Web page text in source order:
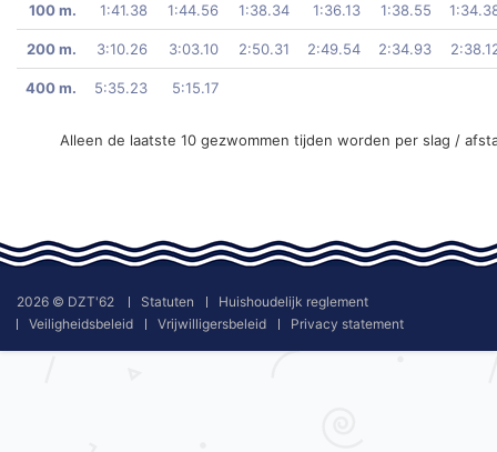
100 m. 1:41.38 1:44.56 1:38.34 1:36.13 1:38.55
200 m. 3:10.26 3:03.10 2:50.31 2:49.54 2:34.93
400 m. 5:35.23 5:15.17
Alleen de laatste 10 gezwommen tijden worden per slag /
2026 © DZT'62 Statuten
Huishoudelijk reglement
Veiligheidsbeleid
Vrijwilligersbeleid Privacy statement